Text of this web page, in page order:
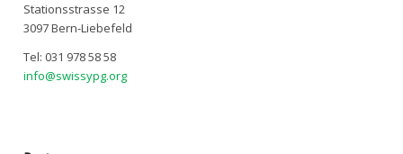
Stationsstrasse 12
3097 Bern-Liebefeld
Tel: 031 978 58 58
info@swissypg.org